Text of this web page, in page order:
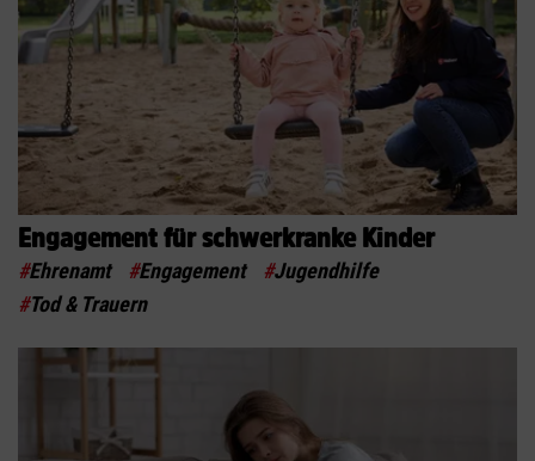
Engagement für schwerkranke Kinder
#Ehrenamt #Engagement #Jugendhilfe
#Tod & Trauern